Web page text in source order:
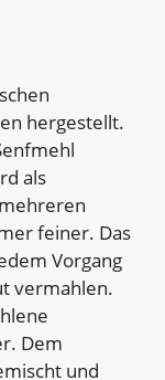
hergestellt.
als
feiner. Das
Vorgang
vermahlen.
Dem
und